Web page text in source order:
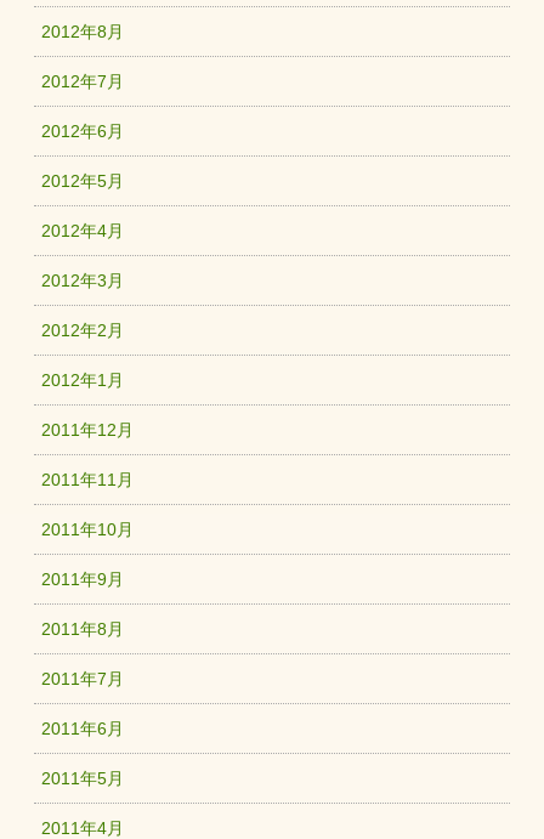
2012年8月
2012年7月
2012年6月
2012年5月
2012年4月
2012年3月
2012年2月
2012年1月
2011年12月
2011年11月
2011年10月
2011年9月
2011年8月
2011年7月
2011年6月
2011年5月
2011年4月